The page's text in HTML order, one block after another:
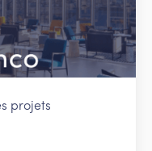
projets